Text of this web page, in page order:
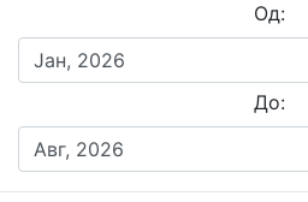
Од:
До: